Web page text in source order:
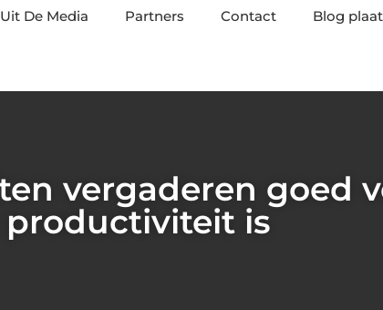
Uit De Media Partners Contact Blog
vergaderen goed
productiviteit is